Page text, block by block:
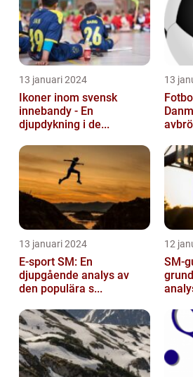
13 januari 2024
Ikoner inom svensk
innebandy - En
djupdykning i de...
13
13 januari 2024
E-sport SM: En
djupgående analys av
den populära s...
12
SM-